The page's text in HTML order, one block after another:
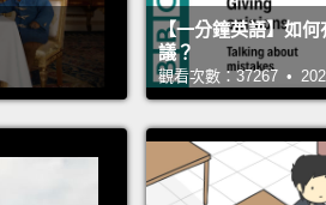
【一分鐘英語】如
議？
觀看次數：37267 •